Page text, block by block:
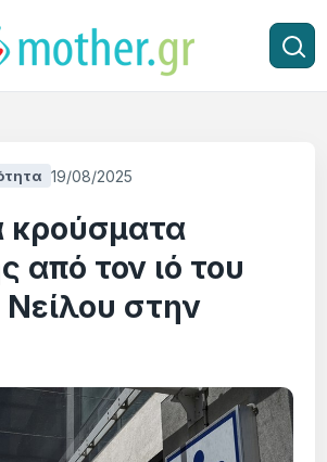
19/08/2025
κρούσματα
από τον ιό του
Νείλου στην